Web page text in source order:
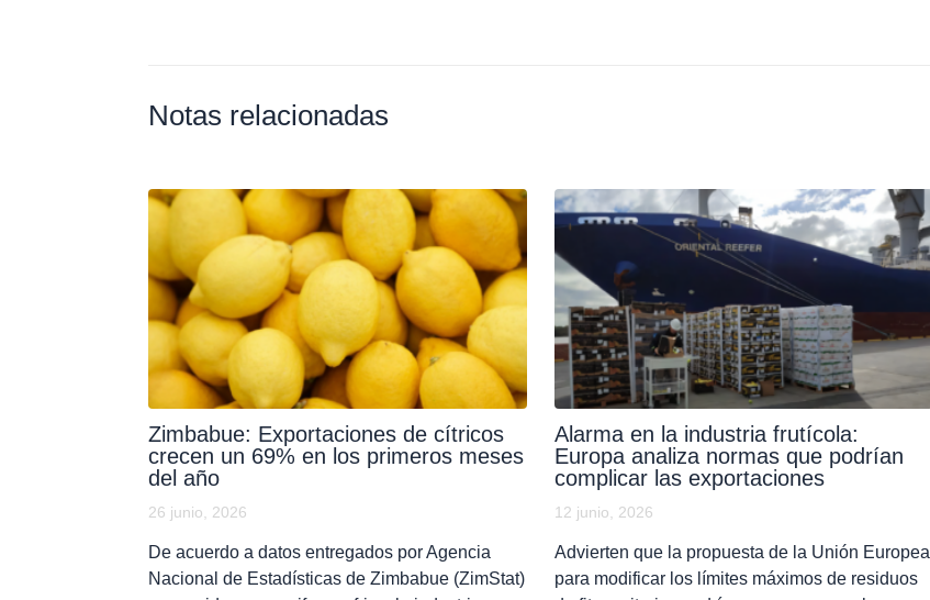
Notas relacionadas
Zimbabue: Exportaciones de cítricos
crecen un 69% en los primeros meses
del año
26 junio, 2026
De acuerdo a datos entregados por Agencia
Nacional de Estadísticas de Zimbabue (ZimStat)
Alarma en la industria frutícola:
Europa analiza normas que podrían
complicar las exportaciones
12 junio, 2026
Advierten que la propuesta de la Unión Europea
para modificar los límites máximos de residuos